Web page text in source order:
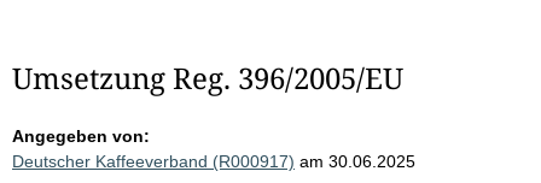
Umsetzung Reg. 396/2005/EU
Angegeben von:
Deutscher Kaffeeverband (R000917) am 30.06.2025